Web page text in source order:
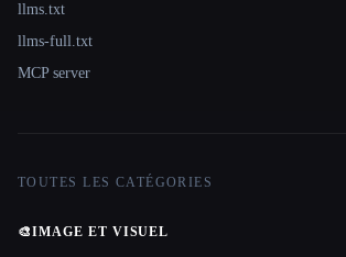
llms.txt
llms-full.txt
MCP server
TOUTES LES CATÉGORIES
🎨IMAGE ET VISUEL